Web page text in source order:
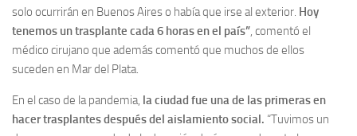
solo ocurrirán en Buenos Aires o había que irse al exterior. Hoy
tenemos un trasplante cada 6 horas en el país”, comentó el
médico cirujano que además comentó que muchos de ellos
suceden en Mar del Plata.
En el caso de la pandemia, la ciudad fue una de las primeras en
hacer trasplantes después del aislamiento social. “Tuvimos un